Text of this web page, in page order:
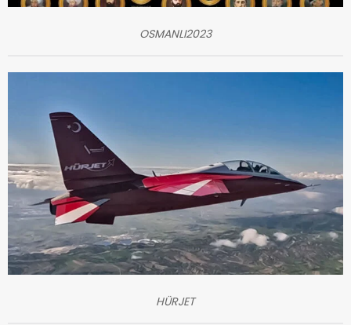
OSMANLI2023
HÜRJET